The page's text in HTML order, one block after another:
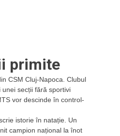
primite
CSM Cluj-Napoca. Clubul
secții fără sportivi
vor descinde în control-
istorie în natație. Un
campion național la înot